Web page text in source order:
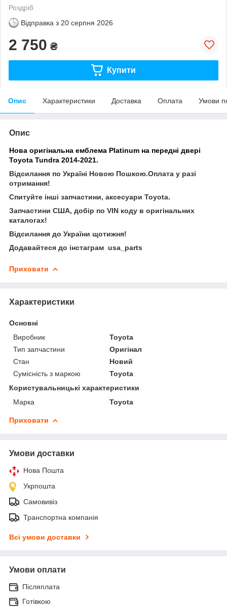
Роздріб
Відправка з 20 серпня 2026
2 750 ₴
Купити
Опис Характеристики Доставка Оплата Умови
Опис
Нова оригінальна емблема Platinum на передні двері
Toyota Tundra 2014-2021.
Відсилання по Україні Новою Пошкою.Оплата у разі
отримання!
Спитуйте інші запчастини, аксесуари Toyota.
Запчастини США, добір по VIN коду в оригінальних
каталогах!
Відсилання до України щотижня!
Додавайтеся до інстаграм usa_parts
Приховати
Характеристики
Основні
Виробник
Toyota
Тип запчастини
Оригінал
Стан
Новий
Сумісність з маркою
Toyota
Користувальницькі характеристики
Марка
Toyota
Приховати
Умови доставки
Нова Пошта
Укрпошта
Самовивіз
Транспортна компанія
Всі умови доставки
Умови оплати
Післяплата
Готівкою